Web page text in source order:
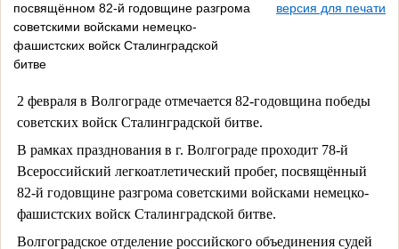
посвящённом 82-й годовщине разгрома
советскими войсками немецко-
фашистских войск Сталинградской
битве
версия для печати
2 февраля в Волгограде отмечается 82-годовщина победы
советских войск Сталинградской битве.
В рамках празднования в г. Волгограде проходит 78-й
Всероссийский легкоатлетический пробег, посвящённый
82-й годовщине разгрома советскими войсками немецко-
фашистских войск Сталинградской битве.
Волгоградское отделение российского объединения судей